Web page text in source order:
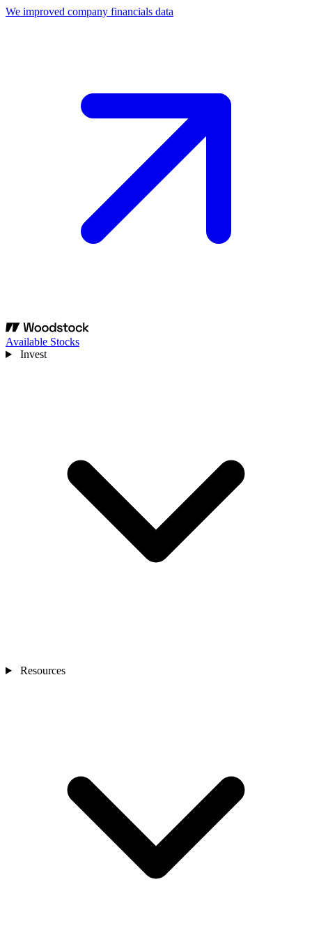
We improved company financials data
Available Stocks
Invest
Resources